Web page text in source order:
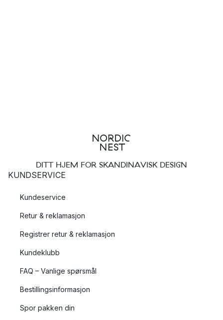
DITT HJEM FOR SKANDINAVISK DESIGN
KUNDSERVICE
Kundeservice
Retur & reklamasjon
Registrer retur & reklamasjon
Kundeklubb
FAQ – Vanlige spørsmål
Bestillingsinformasjon
Spor pakken din